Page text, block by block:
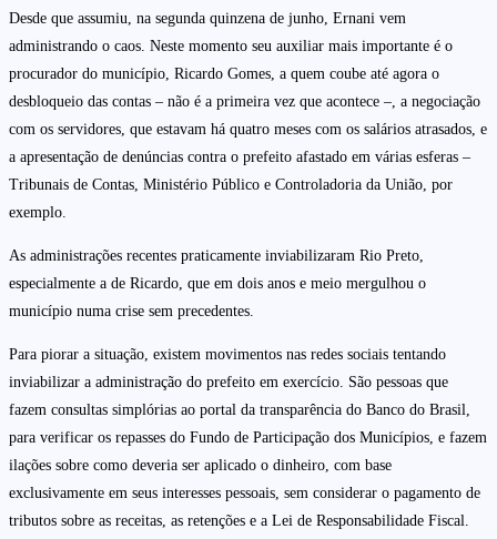
Desde que assumiu, na segunda quinzena de junho, Ernani vem
administrando o caos. Neste momento seu auxiliar mais importante é o
procurador do município, Ricardo Gomes, a quem coube até agora o
desbloqueio das contas – não é a primeira vez que acontece –, a negociação
com os servidores, que estavam há quatro meses com os salários atrasados, e
a apresentação de denúncias contra o prefeito afastado em várias esferas –
Tribunais de Contas, Ministério Público e Controladoria da União, por
exemplo.
As administrações recentes praticamente inviabilizaram Rio Preto,
especialmente a de Ricardo, que em dois anos e meio mergulhou o
município numa crise sem precedentes.
Para piorar a situação, existem movimentos nas redes sociais tentando
inviabilizar a administração do prefeito em exercício. São pessoas que
fazem consultas simplórias ao portal da transparência do Banco do Brasil,
para verificar os repasses do Fundo de Participação dos Municípios, e fazem
ilações sobre como deveria ser aplicado o dinheiro, com base
exclusivamente em seus interesses pessoais, sem considerar o pagamento de
tributos sobre as receitas, as retenções e a Lei de Responsabilidade Fiscal.